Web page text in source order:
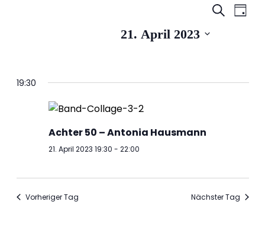
SucheTag
21. April 2023
19:30
Achter 50 – Antonia Hausmann
21. April 2023 19:30 - 22:00
Vorheriger Tag Nächster Tag